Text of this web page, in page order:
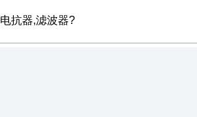
抗器,滤波器?